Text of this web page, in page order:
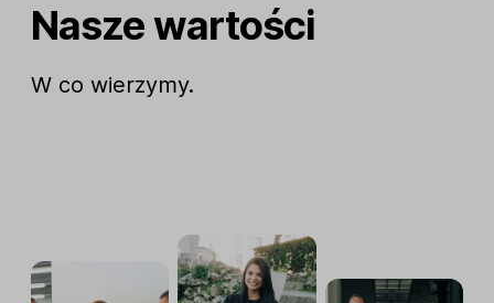
Nasze wartości
W co wierzymy.